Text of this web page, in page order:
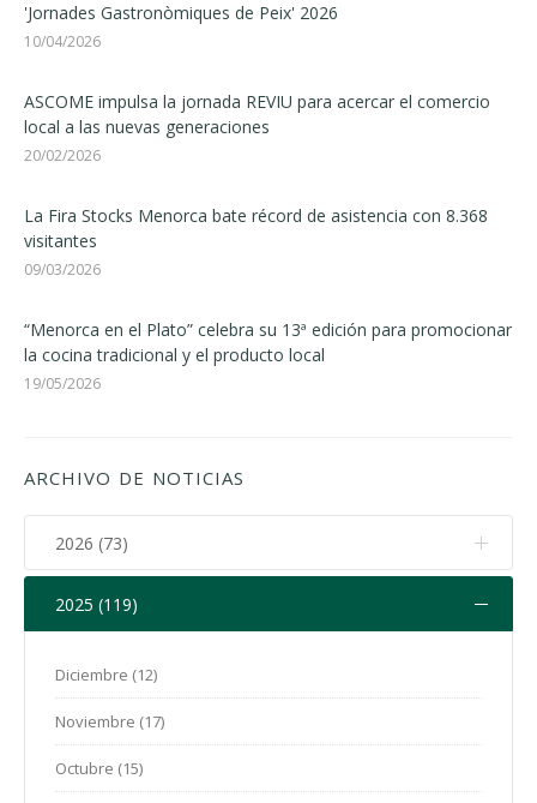
'Jornades Gastronòmiques de Peix' 2026
10/04/2026
ASCOME impulsa la jornada REVIU para acercar el comercio
local a las nuevas generaciones
20/02/2026
La Fira Stocks Menorca bate récord de asistencia con 8.368
visitantes
09/03/2026
“Menorca en el Plato” celebra su 13ª edición para promocionar
la cocina tradicional y el producto local
19/05/2026
ARCHIVO DE NOTICIAS
2026 (73)
Agosto (2)
2025 (119)
Diciembre (12)
Noviembre (17)
Octubre (15)